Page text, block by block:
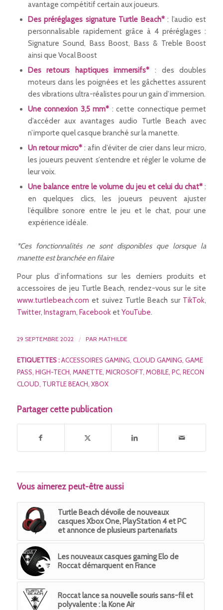
avantage compétitif certain aux joueurs.
Des préréglages signature Turtle Beach*: l’audio est
personnalisable rapidement grâce à 4 préréglages :
Signature Sound, Bass Boost, Bass & Treble Boost
ainsi que Vocal Boost
Des retours haptiques immersifs*: des doubles
moteurs dans les poignées et les gâchettes assurent
des vibrations ultra-réalistes pour un gain d’immersion.
Une connexion 3,5 mm* : cette connectique permet
d’accéder aux avantages audio Turtle Beach avec
n’importe quel casque branché sur la manette.
Un retour micro* : afin d’éviter de crier dans leur micro,
les joueurs peuvent s’entendre et régler le volume de
leur voix.
Une balance entre le volume du jeu et celui du chat*:
en quelques clics, les joueurs peuvent ajuster
l’équilibre sonore entre le jeu et le chat, pour une
expérience idéale.
*Ces fonctionnalités ne sont disponibles que lorsque la
manette est branchée en filaire
Pour plus d’informations sur les derniers produits et
accessoires de jeu Turtle Beach, rendez-vous sur le site
www.turtlebeach.com et suivez Turtle Beach sur TikTok,
Twitter, Instagram, FacebooketYouTube.
29 SEPTEMBRE 2022 / PAR MATHILDE
ETIQUETTES : ACCESSOIRES GAMING, CLOUD GAMING, GAME
PASS, HIGH-TECH, MANETTE, MICROSOFT, MOBILE, PC, RECON
CLOUD, TURTLE BEACH, XBOX
Partager cette publication
Vous aimerez peut-être aussi
Turtle Beach dévoile de nouveaux
casques Xbox One, PlayStation 4 et PC
et annonce de plusieurs partenariats
Les nouveaux casques gaming Elo de
Roccat démarquent en France
Roccat lance sa nouvelle souris sans-fil et
polyvalente : la Kone Air